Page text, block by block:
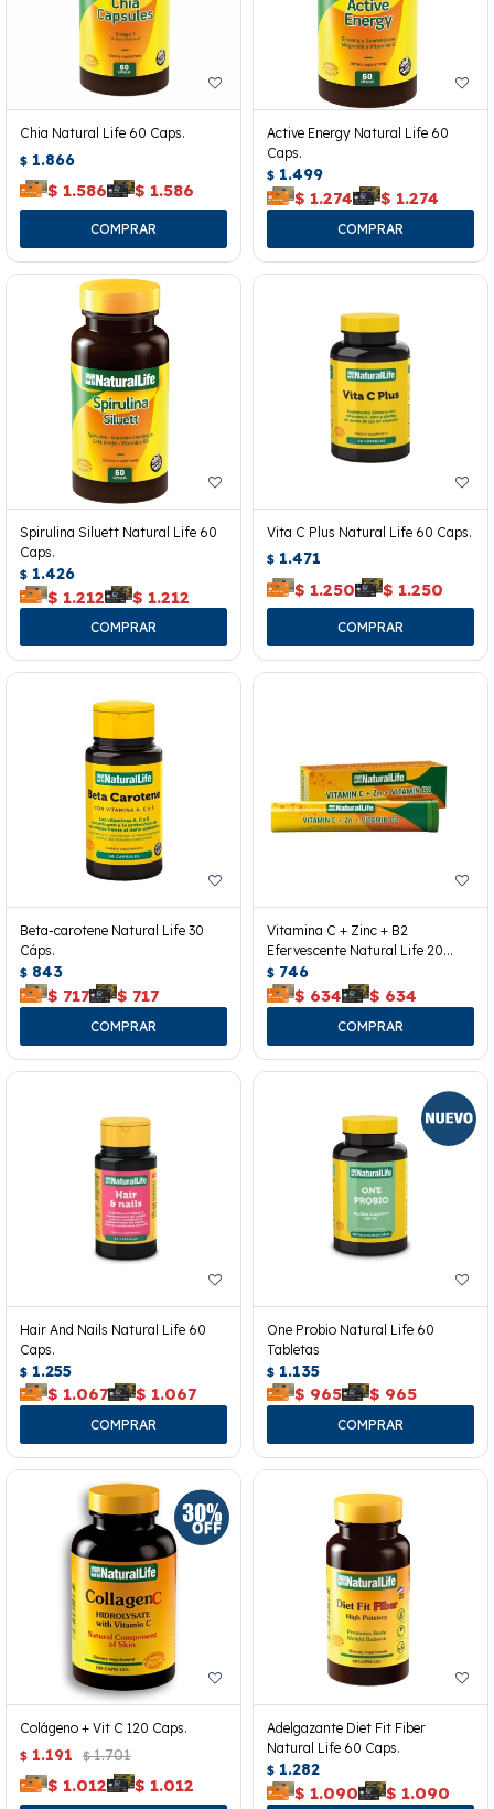
Chia Natural Life 60 Caps.
$ 1.866
$ 1.586 $ 1.586
Active Energy Natural Life 60
Caps.
$ 1.499
$ 1.274 $ 1.274
Spirulina Siluett Natural Life 60
Caps.
$ 1.426
$ 1.212 $ 1.212
Vita C Plus Natural Life 60 Caps.
$ 1.471
$ 1.250 $ 1.250
Beta-carotene Natural Life 30
Cáps.
$ 843
$ 717 $ 717
Vitamina C + Zinc + B2
Efervescente Natural Life 20
Tabletas
$ 746
$ 634 $ 634
Hair And Nails Natural Life 60
Caps.
$ 1.255
$ 1.067 $ 1.067
One Probio Natural Life 60
Tabletas
$ 1.135
$ 965 $ 965
Colágeno + Vit C 120 Caps.
$ 1.191 $ 1.701
$ 1.012 $ 1.012
Adelgazante Diet Fit Fiber
Natural Life 60 Caps.
$ 1.282
$ 1.090 $ 1.090